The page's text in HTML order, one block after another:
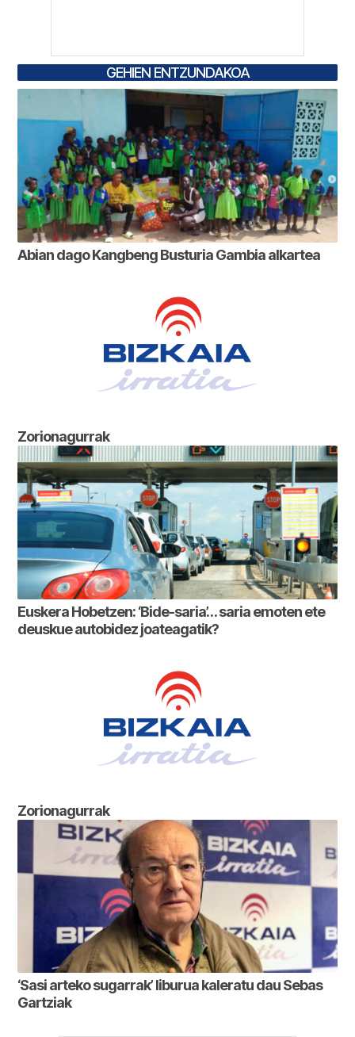
GEHIEN ENTZUNDAKOA
Abian dago Kangbeng Busturia Gambia alkartea
Zorionagurrak
Euskera Hobetzen: ‘Bide-saria’… saria emoten ete
deuskue autobidez joateagatik?
Zorionagurrak
‘Sasi arteko sugarrak’ liburua kaleratu dau Sebas
Gartziak